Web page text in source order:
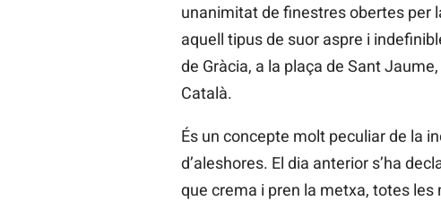
unanimitat de finestres obertes per
aquell tipus de suor aspre i
de Gràcia, a la plaça de Sant
Català.
És un concepte molt peculiar de la
d’aleshores. El dia anterior s’ha
que crema i pren la metxa, totes